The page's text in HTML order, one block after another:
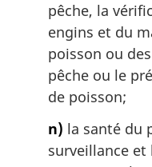
pêche, la
engins et du
poisson ou
pêche ou le
de poisson;
n) la santé du
surveillance